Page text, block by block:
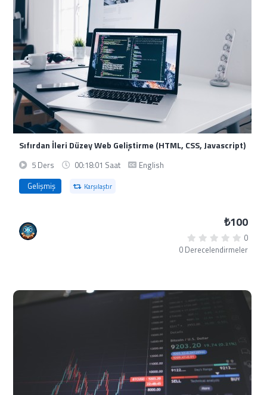
Sıfırdan İleri Düzey Web Geliştirme (HTML, CSS, Javascript)
5 Ders 00:18:01 Saat
English
Gelişmiş
Karşılaştır
₺100
0
0 Derecelendirmeler